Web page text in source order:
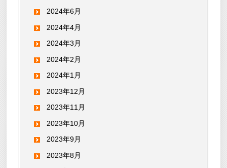
2024年6月
2024年4月
2024年3月
2024年2月
2024年1月
2023年12月
2023年11月
2023年10月
2023年9月
2023年8月